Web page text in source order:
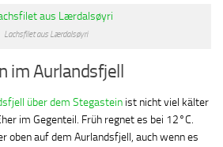
Lachsfilet aus Lærdalsøyri
im Aurlandsfjell
über dem Stegastein ist nicht viel kälter
im Gegenteil. Früh regnet es bei 12°C.
oben auf dem Aurlandsfjell, auch wenn es